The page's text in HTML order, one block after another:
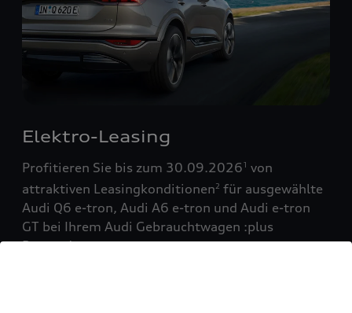
Elektro-Leasing
Profitieren Sie bis zum 30.09.20261 von
attraktiven Leasingkonditionen2 für ausgewählte
Audi Q6 e-tron, Audi A6 e-tron und Audi e-tron
GT bei Ihrem Audi Gebrauchtwagen :plus
Partner!